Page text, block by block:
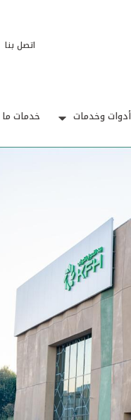
اتصل بنا
أدوات وخدمات خدمات ما